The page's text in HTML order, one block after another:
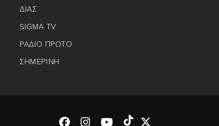
ΔΙΑΣ
SIGMA TV
ΡΑΔΙΟ ΠΡΩΤΟ
ΣΗΜΕΡΙΝΗ